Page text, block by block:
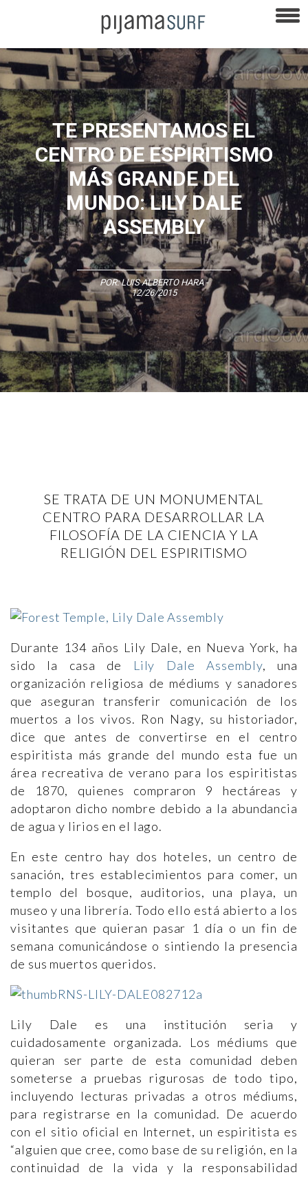
TE PRESENTAMOS EL
CENTRO DE ESPIRITISMO
MÁS GRANDE DEL
MUNDO: LILY DALE
ASSEMBLY
POR:LUIS ALBERTO HARA-
12/26/2015
SE TRATA DE UN MONUMENTAL
CENTRO PARA DESARROLLAR LA
FILOSOFÍA DE LA CIENCIA Y LA
RELIGIÓN DEL ESPIRITISMO
Durante 134 años Lily Dale, en Nueva York, ha
sido la casa de
Lily Dale Assembly, una
organización religiosa de médiums y sanadores
que aseguran transferir comunicación de los
muertos a los vivos. Ron Nagy, su historiador,
dice que antes de convertirse en el centro
espiritista más grande del mundo esta fue un
área recreativa de verano para los espiritistas
de 1870, quienes compraron 9 hectáreas y
adoptaron dicho nombre debido a la abundancia
de agua y lirios en el lago.
En este centro hay dos hoteles, un centro de
sanación, tres establecimientos para comer, un
templo del bosque, auditorios, una playa, un
museo y una librería. Todo ello está abierto a los
visitantes que quieran pasar 1 día o un fin de
semana comunicándose o sintiendo la presencia
de sus muertos queridos.
Lily Dale es una institución seria y
cuidadosamente organizada. Los médiums que
quieran ser parte de esta comunidad deben
someterse a pruebas rigurosas de todo tipo,
incluyendo lecturas privadas a otros médiums,
para registrarse en la comunidad. De acuerdo
con el sitio oficial en Internet, un espiritista es
“alguien que cree, como base de su religión, en la
continuidad de la vida y la responsabilidad